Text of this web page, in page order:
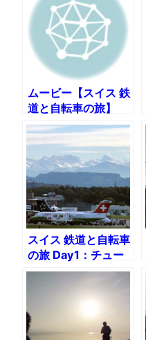
ムービー【スイス 鉄
道と自転車の旅】
DAY3:その2 ルガー
ノへ
スイス 鉄道と自転車
の旅 Day1：チュー
リヒからサン・モリ
ッツへ200kmの鉄